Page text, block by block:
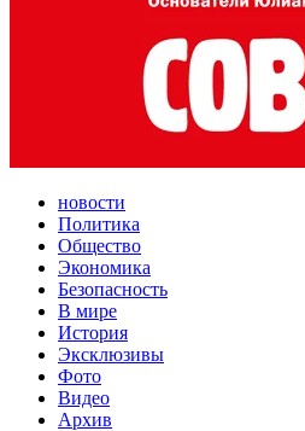
новости
Политика
Общество
Экономика
Безопасность
В мире
История
Эксклюзивы
Фото
Видео
Архив